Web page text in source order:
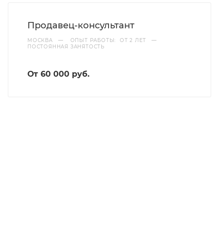
Продавец-консультант
МОСКВА — ОПЫТ РАБОТЫ: ОТ 2 ЛЕТ
—
ПОСТОЯННАЯ ЗАНЯТОСТЬ
От 60 000 руб.